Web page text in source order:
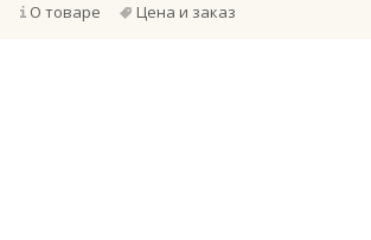
О товаре Цена и заказ